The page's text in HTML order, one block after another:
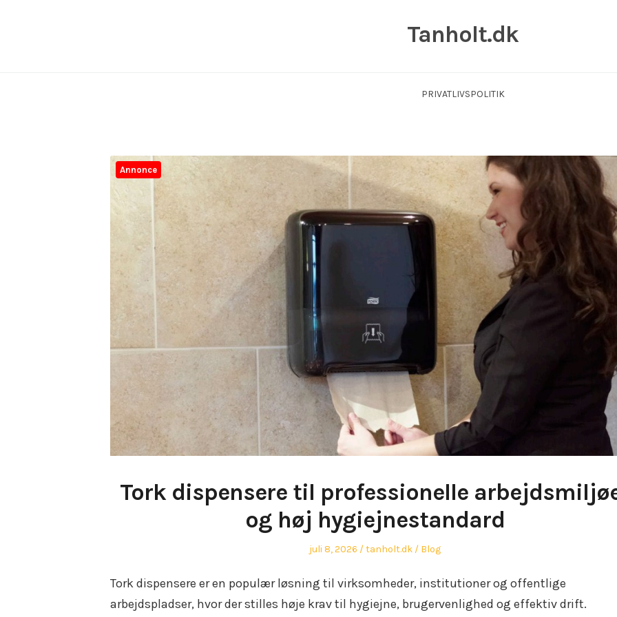
Tanholt.dk
PRIVATLIVSPOLITIK
Annonce
Tork dispensere til professionelle
og høj hygiejnestandard
Posted
juli 8, 2026 Author
tanholt.dk
Posted
Blog
Tork dispensere er en populær løsning til virksomheder, institutioner og offentlige
arbejdspladser, hvor der stilles høje krav til hygiejne, brugervenlighed og effektiv drift.